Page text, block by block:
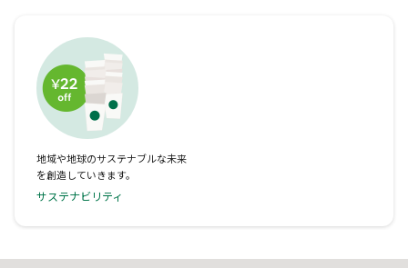
地域や地球のサステナブルな未来
を創造していきます。
サステナビリティ